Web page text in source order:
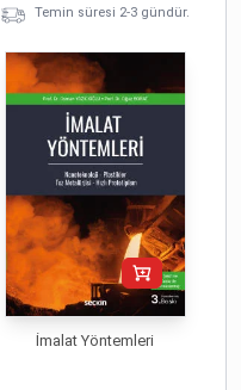
Temin süresi 2-3 gündür.
İmalat Yöntemleri